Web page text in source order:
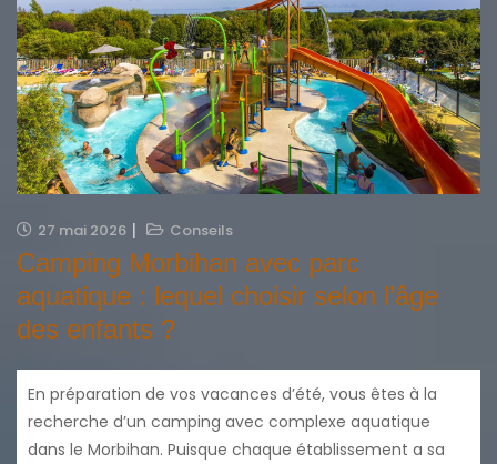
27 mai 2026 Conseils
Camping Morbihan avec parc
aquatique : lequel choisir selon l’âge
des enfants ?
En préparation de vos vacances d’été, vous êtes à la
recherche d’un camping avec complexe aquatique
dans le Morbihan. Puisque chaque établissement a sa